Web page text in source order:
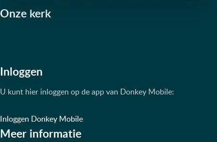
Onze kerk
Inloggen
U kunt hier inloggen op de app van Donkey Mobile:
Inloggen Donkey Mobile
Meer informatie